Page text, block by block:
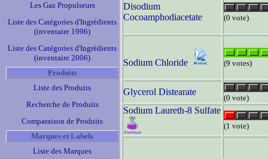
Les Gaz Propulseurs
Liste des Catégories d'Ingrédients
(inventaire 1996)
Liste des Catégories d'Ingrédients
(inventaire 2006)
Produits
Liste des Produits
Recherche de Produits
Comparaison de Produits
Marques et Labels
Liste des Marques
Disodium
Cocoamphodiacetate
(0 vote)
Sodium Chloride (9 votes)
Glycerol Distearate
(0 vote)
Sodium Laureth-8 Sulfate
(1 vote)